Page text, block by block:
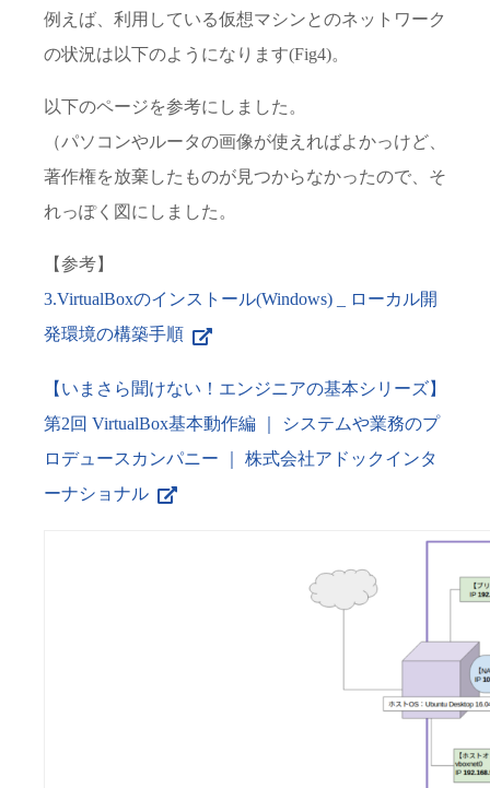
例えば、利用している仮想マシンとのネットワーク
の状況は以下のようになります(Fig4)。
以下のページを参考にしました。
（パソコンやルータの画像が使えればよかっけど、
著作権を放棄したものが見つからなかったので、そ
れっぽく図にしました。
【参考】
3.VirtualBoxのインストール(Windows) _ ローカル開
発環境の構築手順
【いまさら聞けない！エンジニアの基本シリーズ】
第2回 VirtualBox基本動作編 ｜ システムや業務のプ
ロデュースカンパニー ｜ 株式会社アドックインタ
ーナショナル